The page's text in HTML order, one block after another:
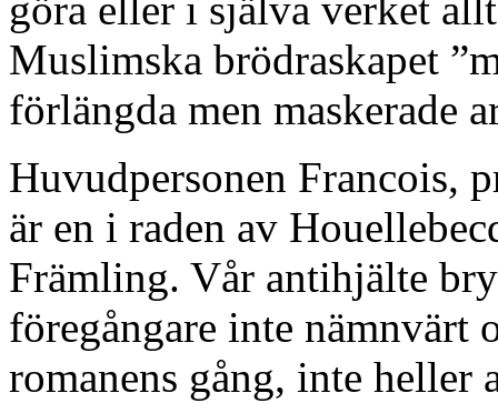
Muslimska brödraskapet
förlängda men maskerade
Huvudpersonen Francois,
är en i raden av
Främling. Vår antihjälte
föregångare inte nämnvärt
romanens gång, inte heller